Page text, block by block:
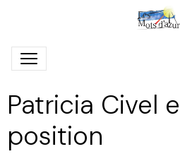
Patricia Civel
position